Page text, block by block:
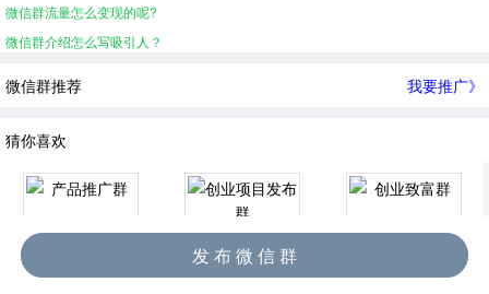
微信群流量怎么变现的呢?
微信群介绍怎么写吸引人？
微信群推荐 我要推广》
猜你喜欢
发 布 微 信 群